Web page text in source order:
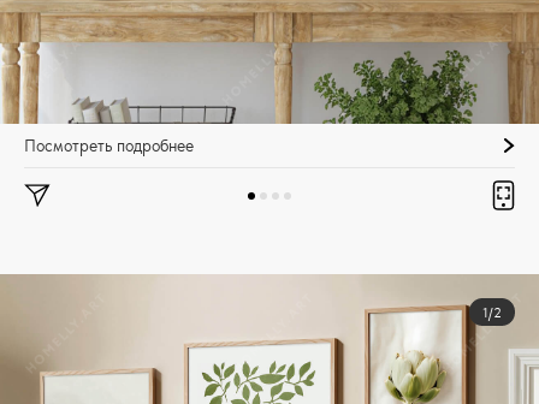
Посмотреть подробнее
1/2